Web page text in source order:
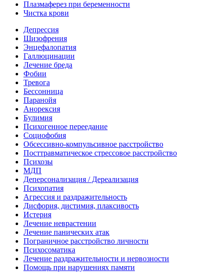
Плазмаферез при беременности
Чистка крови
Депрессия
Шизофрения
Энцефалопатия
Галлюцинации
Лечение бреда
Фобии
Тревога
Бессонница
Паранойя
Анорексия
Булимия
Психогенное переедание
Социофобия
Обсессивно-компульсивное расстройство
Посттравматическое стрессовое расстройство
Психозы
МДП
Деперсонализация / Дереализация
Психопатия
Агрессия и раздражительность
Дисфория, дистимия, плаксивость
Истерия
Лечение неврастении
Лечение панических атак
Пограничное расстройство личности
Психосоматика
Лечение раздражительности и нервозности
Помощь при нарушениях памяти